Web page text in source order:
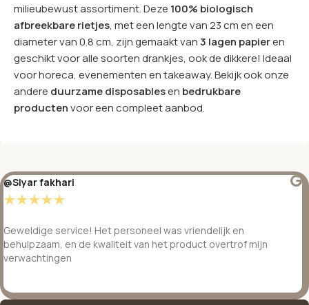
milieubewust assortiment. Deze 100% biologisch
afbreekbare rietjes, met een lengte van 23 cm en een
diameter van 0.8 cm, zijn gemaakt van3 lagen papieren
geschikt voor alle soorten drankjes, ook de dikkere! Ideaal
voor horeca, evenementen en takeaway. Bekijk ook onze
andere duurzame disposablesen bedrukbare
productenvoor een compleet aanbod.
@Siyar fakhari
☆☆☆☆☆
Geweldige service! Het personeel was vriendelijk en
behulpzaam, en de kwaliteit van het product overtrof mijn
verwachtingen